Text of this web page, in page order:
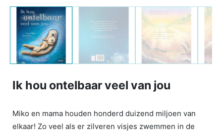
Ik hou ontelbaar veel van jou
Miko en mama houden honderd duizend miljoen van
elkaar! Zo veel als er zilveren visjes zwemmen in de